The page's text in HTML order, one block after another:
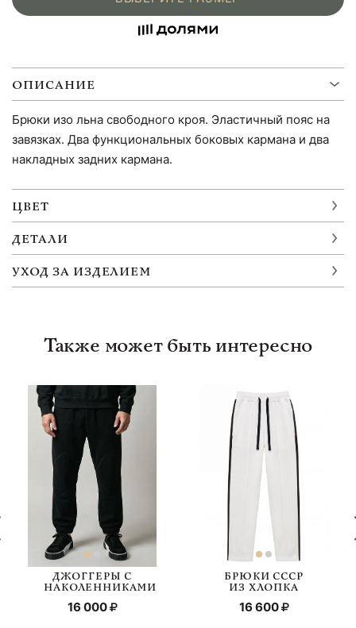
ОПИСАНИЕ
Брюки изо льна свободного кроя. Эластичный пояс на
завязках. Два функциональных боковых кармана и два
накладных задних кармана.
ЦВЕТ
ДЕТАЛИ
УХОД ЗА ИЗДЕЛИЕМ
Также может быть интересно
ДЖОГГЕРЫ С
НАКОЛЕННИКАМИ
16 000
БРЮКИ СССР
ИЗ ХЛОПКА
16 600